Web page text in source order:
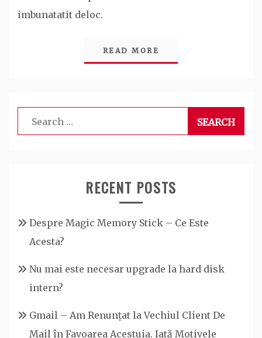
imbunatatit deloc.
READ MORE
Search
for:
RECENT POSTS
Despre Magic Memory Stick – Ce Este
Acesta?
Nu mai este necesar upgrade la hard disk
intern?
Gmail – Am Renunțat la Vechiul Client De
Mail în Favoarea Acestuia. Iată Motivele